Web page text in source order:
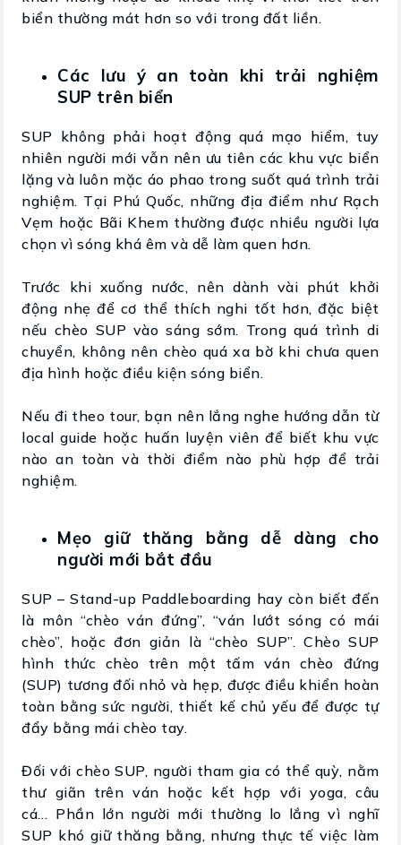
biển thường mát hơn so với trong đất liền.
Các lưu ý an toàn khi trải nghiệm
SUP trên biển
SUP không phải hoạt động quá mạo hiểm, tuy
nhiên người mới vẫn nên ưu tiên các khu vực biển
lặng và luôn mặc áo phao trong suốt quá trình trải
nghiệm. Tại Phú Quốc, những địa điểm như Rạch
Vẹm hoặc Bãi Khem thường được nhiều người lựa
chọn vì sóng khá êm và dễ làm quen hơn.
Trước khi xuống nước, nên dành vài phút khởi
động nhẹ để cơ thể thích nghi tốt hơn, đặc biệt
nếu chèo SUP vào sáng sớm. Trong quá trình di
chuyển, không nên chèo quá xa bờ khi chưa quen
địa hình hoặc điều kiện sóng biển.
Nếu đi theo tour, bạn nên lắng nghe hướng dẫn từ
local guide hoặc huấn luyện viên để biết khu vực
nào an toàn và thời điểm nào phù hợp để trải
nghiệm.
Mẹo giữ thăng bằng dễ dàng cho
người mới bắt đầu
SUP – Stand-up Paddleboarding hay còn biết đến
là môn “chèo ván đứng”, “ván lướt sóng có mái
chèo”, hoặc đơn giản là “chèo SUP”. Chèo SUP
hình thức chèo trên một tấm ván chèo đứng
(SUP) tương đối nhỏ và hẹp, được điều khiển hoàn
toàn bằng sức người, thiết kế chủ yếu để được tự
đẩy bằng mái chèo tay.
Đối với chèo SUP, người tham gia có thể quỳ, nằm
thư giãn trên ván hoặc kết hợp với yoga, câu
cá… Phần lớn người mới thường lo lắng vì nghĩ
SUP khó giữ thăng bằng, nhưng thực tế việc làm